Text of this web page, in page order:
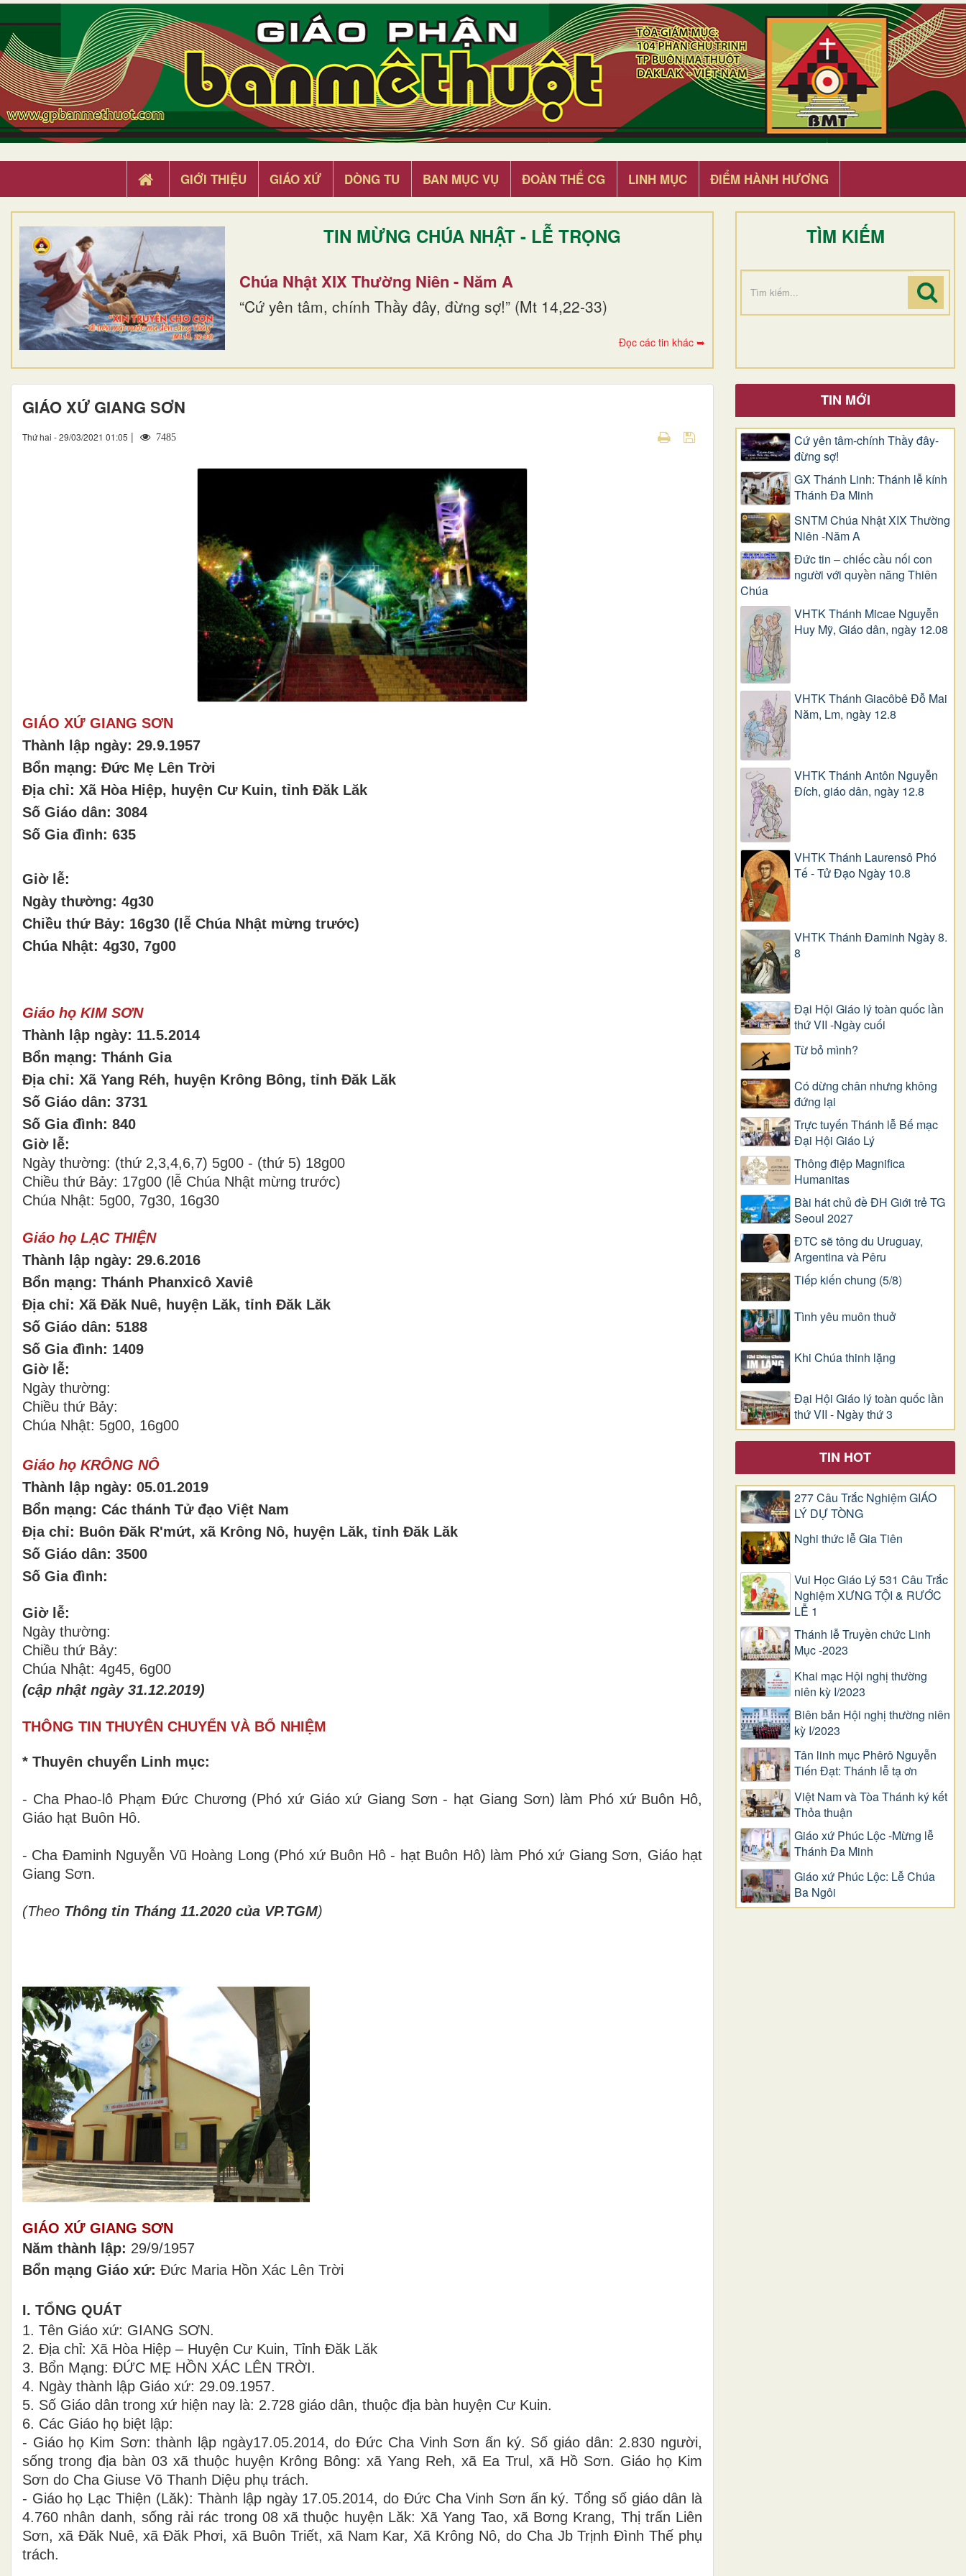
GIỚI THIỆU GIÁO XỨ DÒNG TU BAN MỤC VỤ ĐOÀN THỂ CG LINH MỤC ĐIỂM HÀNH HƯƠNG
TIN MỪNG CHÚA NHẬT - LỄ TRỌNG
Chúa Nhật XIX Thường Niên - Năm A
“Cứ yên tâm, chính Thầy đây, đừng sợ!” (Mt 14,22-33)
Đọc các tin khác ➥
TÌM KIẾM
GIÁO XỨ GIANG SƠN
Thứ hai - 29/03/2021 01:05 | 7485
GIÁO XỨ GIANG SƠN
Thành lập ngày: 29.9.1957
Bổn mạng: Đức Mẹ Lên Trời
Địa chỉ: Xã Hòa Hiệp, huyện Cư Kuin, tỉnh Đăk Lăk
Số Giáo dân: 3084
Số Gia đình: 635
Giờ lễ:
Ngày thường: 4g30
Chiều thứ Bảy: 16g30 (lễ Chúa Nhật mừng trước)
Chúa Nhật: 4g30, 7g00
Giáo họ KIM SƠN
Thành lập ngày: 11.5.2014
Bổn mạng: Thánh Gia
Địa chỉ: Xã Yang Réh, huyện Krông Bông, tỉnh Đăk Lăk
Số Giáo dân: 3731
Số Gia đình: 840
Giờ lễ:
Ngày thường: (thứ 2,3,4,6,7) 5g00 - (thứ 5) 18g00
Chiều thứ Bảy: 17g00 (lễ Chúa Nhật mừng trước)
Chúa Nhật: 5g00, 7g30, 16g30
Giáo họ LẠC THIỆN
Thành lập ngày: 29.6.2016
Bổn mạng: Thánh Phanxicô Xaviê
Địa chỉ: Xã Đăk Nuê, huyện Lăk, tỉnh Đăk Lăk
Số Giáo dân: 5188
Số Gia đình: 1409
Giờ lễ:
Ngày thường:
Chiều thứ Bảy:
Chúa Nhật: 5g00, 16g00
Giáo họ KRÔNG NÔ
Thành lập ngày: 05.01.2019
Bổn mạng: Các thánh Tử đạo Việt Nam
Địa chỉ: Buôn Đăk R'mứt, xã Krông Nô, huyện Lăk, tỉnh Đăk Lăk
Số Giáo dân: 3500
Số Gia đình:
Giờ lễ:
Ngày thường:
Chiều thứ Bảy:
Chúa Nhật: 4g45, 6g00
(cập nhật ngày 31.12.2019)
THÔNG TIN THUYÊN CHUYỂN VÀ BỔ NHIỆM
* Thuyên chuyển Linh mục:
- Cha Phao-lô Phạm Đức Chương (Phó xứ Giáo xứ Giang Sơn - hạt Giang Sơn) làm Phó xứ Buôn Hô,
Giáo hạt Buôn Hô.
- Cha Đaminh Nguyễn Vũ Hoàng Long (Phó xứ Buôn Hô - hạt Buôn Hô) làm Phó xứ Giang Sơn, Giáo hạt
Giang Sơn.
(Theo Thông tin Tháng 11.2020 của VP.TGM)
GIÁO XỨ GIANG SƠN
Năm thành lập: 29/9/1957
Bổn mạng Giáo xứ: Đức Maria Hồn Xác Lên Trời
I. TỔNG QUÁT
1. Tên Giáo xứ: GIANG SƠN.
2. Địa chỉ: Xã Hòa Hiệp – Huyện Cư Kuin, Tỉnh Đăk Lăk
3. Bổn Mạng: ĐỨC MẸ HỒN XÁC LÊN TRỜI.
4. Ngày thành lập Giáo xứ: 29.09.1957.
5. Số Giáo dân trong xứ hiện nay là: 2.728 giáo dân, thuộc địa bàn huyện Cư Kuin.
6. Các Giáo họ biệt lập:
- Giáo họ Kim Sơn: thành lập ngày17.05.2014, do Đức Cha Vinh Sơn ấn ký. Số giáo dân: 2.830 người,
sống trong địa bàn 03 xã thuộc huyện Krông Bông: xã Yang Reh, xã Ea Trul, xã Hồ Sơn. Giáo họ Kim
Sơn do Cha Giuse Võ Thanh Diệu phụ trách.
- Giáo họ Lạc Thiện (Lăk): Thành lập ngày 17.05.2014, do Đức Cha Vinh Sơn ấn ký. Tổng số giáo dân là
4.760 nhân danh, sống rải rác trong 08 xã thuộc huyện Lăk: Xã Yang Tao, xã Bơng Krang, Thị trấn Liên
Sơn, xã Đăk Nuê, xã Đăk Phơi, xã Buôn Triết, xã Nam Kar, Xã Krông Nô, do Cha Jb Trịnh Đình Thế phụ
trách.
TIN MỚI
Cứ yên tâm-chính Thầy đây-
đừng sợ!
GX Thánh Linh: Thánh lễ kính
Thánh Đa Minh
SNTM Chúa Nhật XIX Thường
Niên -Năm A
Đức tin – chiếc cầu nối con
người với quyền năng Thiên
Chúa
VHTK Thánh Micae Nguyễn
Huy Mỹ, Giáo dân, ngày 12.08
VHTK Thánh Giacôbê Ðỗ Mai
Năm, Lm, ngày 12.8
VHTK Thánh Antôn Nguyễn
Ðích, giáo dân, ngày 12.8
VHTK Thánh Laurensô Phó
Tế - Tử Đạo Ngày 10.8
VHTK Thánh Đaminh Ngày 8.
8
Đại Hội Giáo lý toàn quốc lần
thứ VII -Ngày cuối
Từ bỏ mình?
Có dừng chân nhưng không
đứng lại
Trực tuyến Thánh lễ Bế mạc
Đại Hội Giáo Lý
Thông điệp Magnifica
Humanitas
Bài hát chủ đề ĐH Giới trẻ TG
Seoul 2027
ĐTC sẽ tông du Uruguay,
Argentina và Pêru
Tiếp kiến chung (5/8)
Tình yêu muôn thuở
Khi Chúa thinh lặng
Đại Hội Giáo lý toàn quốc lần
thứ VII - Ngày thứ 3
TIN HOT
277 Câu Trắc Nghiệm GIÁO
LÝ DỰ TÒNG
Nghi thức lễ Gia Tiên
Vui Học Giáo Lý 531 Câu Trắc
Nghiệm XƯNG TỘI & RƯỚC
LỄ 1
Thánh lễ Truyền chức Linh
Mục -2023
Khai mạc Hội nghị thường
niên kỳ I/2023
Biên bản Hội nghị thường niên
kỳ I/2023
Tân linh mục Phêrô Nguyễn
Tiến Đạt: Thánh lễ tạ ơn
Việt Nam và Tòa Thánh ký kết
Thỏa thuận
Giáo xứ Phúc Lộc -Mừng lễ
Thánh Đa Minh
Giáo xứ Phúc Lộc: Lễ Chúa
Ba Ngôi